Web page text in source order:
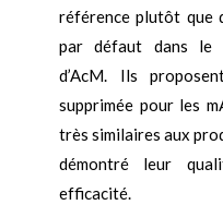
référence plutôt que
par défaut dans le
d’AcM. Ils
supprimée pour les
très similaires aux
démontré leur
efficacité.